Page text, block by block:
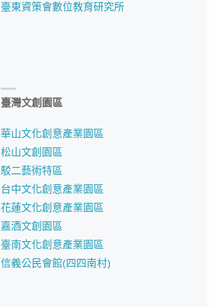
臺東資策會數位教育研究所
臺灣文創園區
華山文化創意產業園區
松山文創園區
駁二藝術特區
台中文化創意產業園區
花蓮文化創意產業園區
嘉酒文創園區
臺南文化創意產業園區
信義公民會館(四四南村)